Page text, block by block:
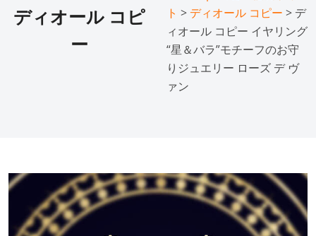
ディオール コピ
ー
ト > ディオール コピー > デ
ィオール コピー イヤリング
“星＆バラ”モチーフのお守
りジュエリー ローズ デ ヴ
ァン